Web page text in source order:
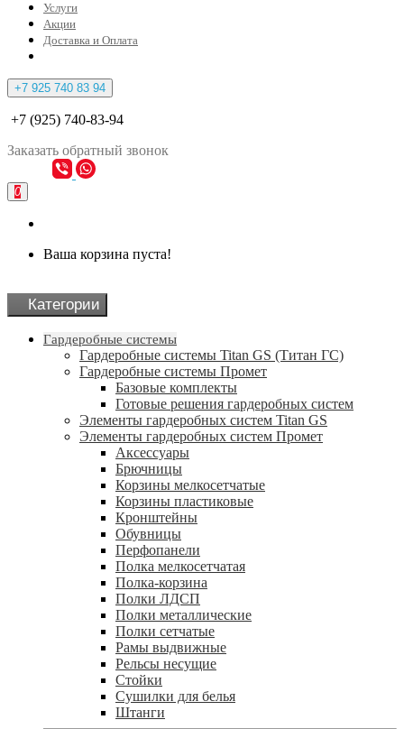
Услуги
Акции
Доставка и Оплата
+7 925 740 83 94
+7 (925) 740-83-94
Заказать обратный звонок
0
Ваша корзина пуста!
Категории
Гардеробные системы
Гардеробные системы Titan GS (Титан ГС)
Гардеробные системы Промет
Базовые комплекты
Готовые решения гардеробных систем
Элементы гардеробных систем Titan GS
Элементы гардеробных систем Промет
Аксессуары
Брючницы
Корзины мелкосетчатые
Корзины пластиковые
Кронштейны
Обувницы
Перфопанели
Полка мелкосетчатая
Полка-корзина
Полки ЛДСП
Полки металлические
Полки сетчатые
Рамы выдвижные
Рельсы несущие
Стойки
Сушилки для белья
Штанги